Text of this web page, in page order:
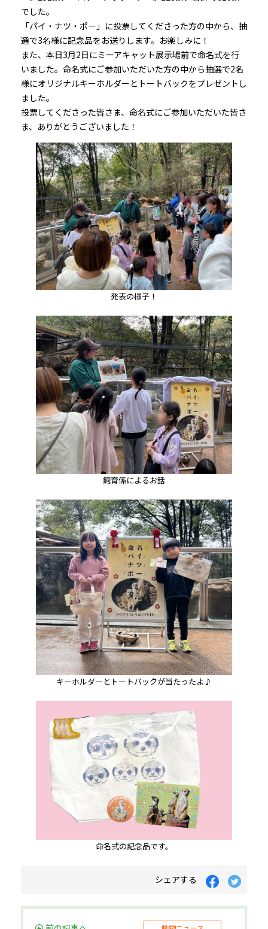
でした。
「パイ・ナツ・ポー」に投票してくださった方の中から、抽
選で3名様に記念品をお送りします。お楽しみに！
また、本日3月2日にミーアキャット展示場前で命名式を行
いました。命名式にご参加いただいた方の中から抽選で2名
様にオリジナルキーホルダーとトートバックをプレゼントし
ました。
投票してくださった皆さま、命名式にご参加いただいた皆さ
ま、ありがとうございました！
発表の様子！
飼育係によるお話
キーホルダーとトートバックが当たったよ♪
命名式の記念品です。
シェアする